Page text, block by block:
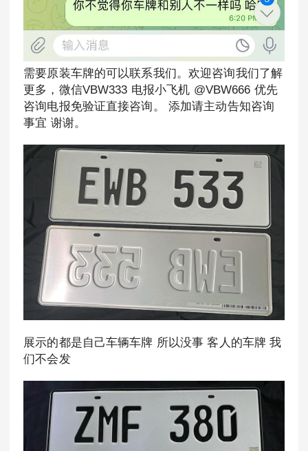
需要原装车牌的可以联系我们。欢迎咨询我们了解
更多，微信VBW333 电报小飞机 @VBW666 优先
咨询电报免验证直接咨询。 添加请主动告知咨询
事宜 谢谢。
展示的都是自己车辆车牌 所以没事 客人的车牌 我
们不会发